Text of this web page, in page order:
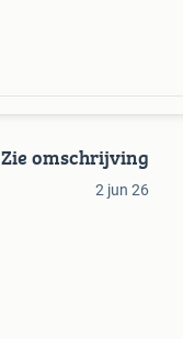
Zie omschrijving
2 jun 26